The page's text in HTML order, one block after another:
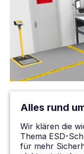
Alles rund
Wir klären die
Thema ESD-
für mehr